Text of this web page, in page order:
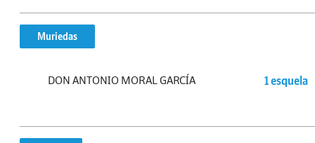
Muriedas
DON ANTONIO MORAL GARCÍA 1 esquela